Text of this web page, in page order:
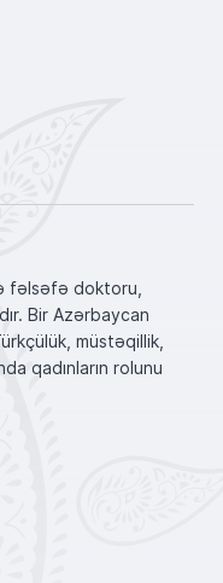
fəlsəfə doktoru,
Bir Azərbaycan
müstəqillik,
qadınların rolunu